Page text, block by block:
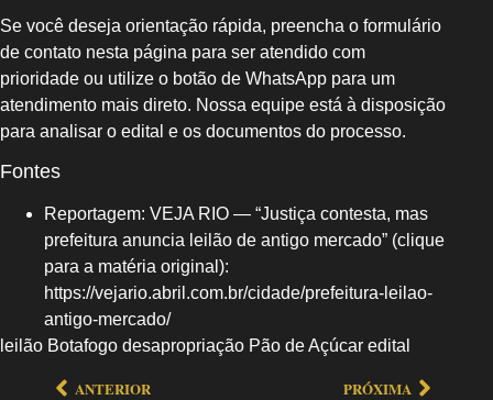
Se você deseja orientação rápida, preencha o formulário
de contato nesta página para ser atendido com
prioridade ou utilize o botão de WhatsApp para um
atendimento mais direto. Nossa equipe está à disposição
para analisar o edital e os documentos do processo.
Fontes
Reportagem: VEJA RIO — “Justiça contesta, mas
prefeitura anuncia leilão de antigo mercado” (clique
para a matéria original):
https://vejario.abril.com.br/cidade/prefeitura-leilao-
antigo-mercado/
leilão Botafogo desapropriação Pão de Açúcar edital
ANTERIOR PRÓXIMA